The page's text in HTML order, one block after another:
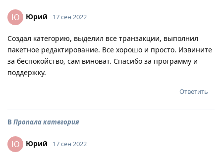
Ю Юрий 17 сен 2022
Создал категорию, выделил все транзакции, выполнил
пакетное редактирование. Все хорошо и просто. Извините
за беспокойство, сам виноват. Спасибо за программу и
поддержку.
Ответить
В Пропала категория
Ю Юрий 17 сен 2022